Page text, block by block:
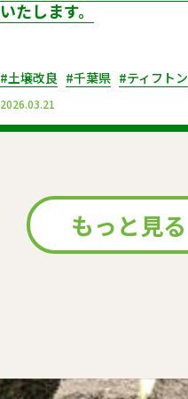
いたします。
#土壌改良 #千葉県 #ティフトン
2026.03.21
もっと見る